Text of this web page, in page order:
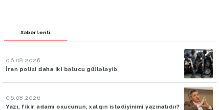
Xəbər lenti
06.08.2026
İran polisi daha iki bəlucu güllələyib
06.08.2026
Yazı, fikir adamı oxucunun, xalqın istədiyinimi yazmalıdır?